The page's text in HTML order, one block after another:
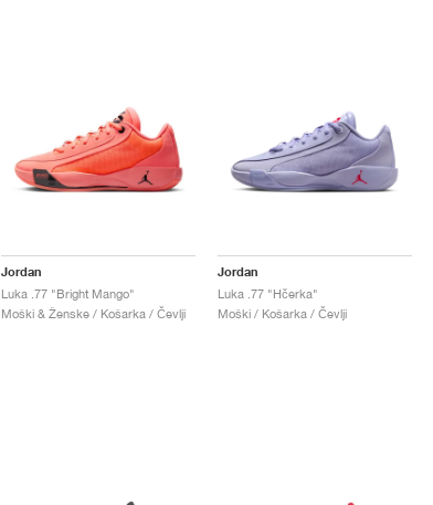
Jordan
Luka .77 "Bright Mango"
Moški & Ženske / Košarka / Čevlji
Jordan
Luka .77 "Hčerka"
Moški / Košarka / Čevlji